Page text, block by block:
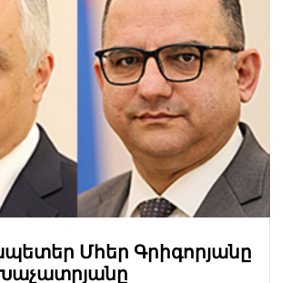
Մհեր Գրիգորյանը